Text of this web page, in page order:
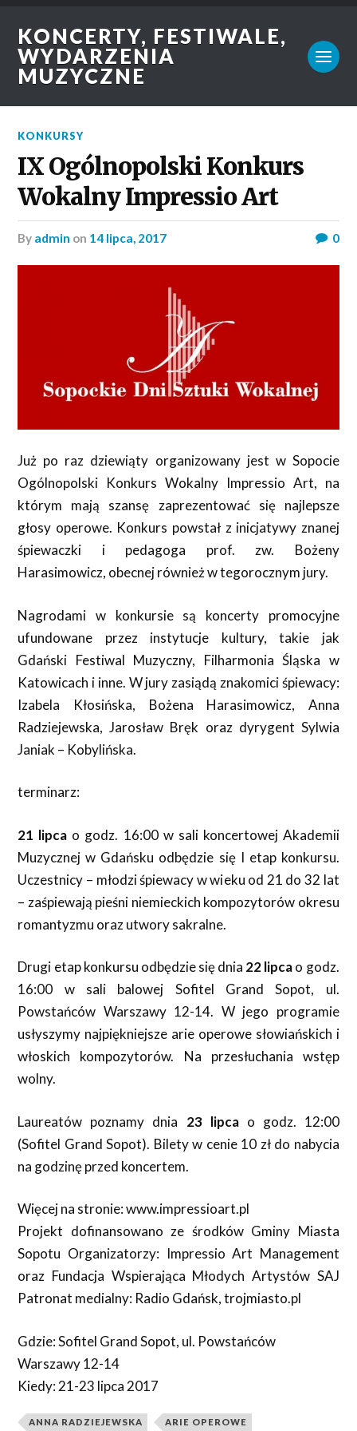
KONCERTY, FESTIWALE,
WYDARZENIA
MUZYCZNE
KONKURSY
IX Ogólnopolski Konkurs
Wokalny Impressio Art
by admin on 14 lipca, 2017 0
Już po raz dziewiąty organizowany jest w Sopocie
Ogólnopolski Konkurs Wokalny Impressio Art, na
którym mają szansę zaprezentować się najlepsze
głosy operowe. Konkurs powstał z inicjatywy znanej
śpiewaczki i pedagoga prof. zw. Bożeny
Harasimowicz, obecnej również w tegorocznym jury.
Nagrodami w konkursie są koncerty promocyjne
ufundowane przez instytucje kultury, takie jak
Gdański Festiwal Muzyczny, Filharmonia Śląska w
Katowicach i inne. W jury zasiądą znakomici śpiewacy:
Izabela Kłosińska, Bożena Harasimowicz, Anna
Radziejewska, Jarosław Bręk oraz dyrygent Sylwia
Janiak – Kobylińska.
terminarz:
21 lipca o godz. 16:00 w sali koncertowej Akademii
Muzycznej w Gdańsku odbędzie się I etap konkursu.
Uczestnicy – młodzi śpiewacy w wieku od 21 do 32 lat
– zaśpiewają pieśni niemieckich kompozytorów okresu
romantyzmu oraz utwory sakralne.
Drugi etap konkursu odbędzie się dnia 22 lipcao godz.
16:00 w sali balowej Sofitel Grand Sopot, ul.
Powstańców Warszawy 12-14. W jego programie
usłyszymy najpiękniejsze arie operowe słowiańskich i
włoskich kompozytorów. Na przesłuchania wstęp
wolny.
Laureatów poznamy dnia 23 lipcao godz. 12:00
(Sofitel Grand Sopot). Bilety w cenie 10 zł do nabycia
na godzinę przed koncertem.
Więcej na stronie: www.impressioart.pl
Projekt dofinansowano ze środków Gminy Miasta
Sopotu Organizatorzy: Impressio Art Management
oraz Fundacja Wspierająca Młodych Artystów SAJ
Patronat medialny: Radio Gdańsk, trojmiasto.pl
Gdzie: Sofitel Grand Sopot, ul. Powstańców
Warszawy 12-14
Kiedy: 21-23 lipca 2017
ANNA RADZIEJEWSKA ARIE OPEROWE